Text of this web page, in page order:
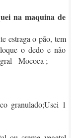
na maquina de
estraga o pão, tem
o dedo e não
Mococa ;
granulado;Usei 1